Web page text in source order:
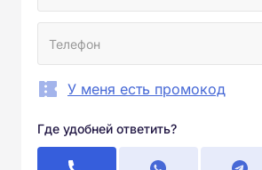
У меня есть промокод
Где удобней ответить?